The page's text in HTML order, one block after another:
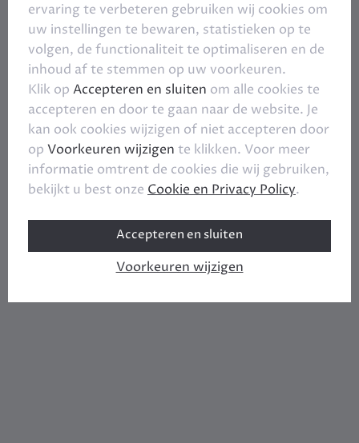
ervaring te verbeteren gebruiken wij cookies om
uw instellingen te bewaren, statistieken op te
volgen, de functionaliteit te optimaliseren en de
inhoud af te stemmen op uw voorkeuren.
Klik op Accepteren en sluiten om alle cookies te
accepteren en door te gaan naar de website. Je
kan ook cookies wijzigen of niet accepteren door
op Voorkeuren wijzigen te klikken. Voor meer
informatie omtrent de cookies die wij gebruiken,
bekijkt u best onze Cookie en Privacy Policy.
Accepteren en sluiten
Voorkeuren wijzigen